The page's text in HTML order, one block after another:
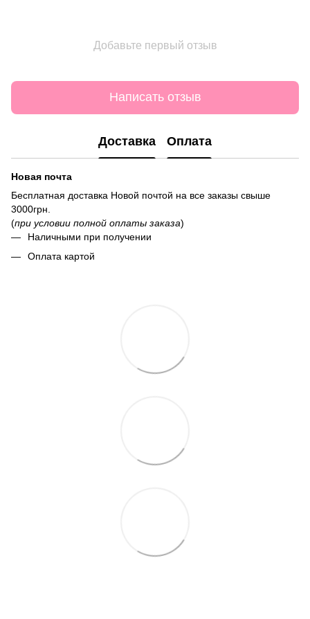
Добавьте первый отзыв
Написать отзыв
Доставка Оплата
Новая почта
Бесплатная доставка Новой почтой на все заказы свыше
3000грн.
(при условии полной оплаты заказа)
Наличными при получении
Оплата картой